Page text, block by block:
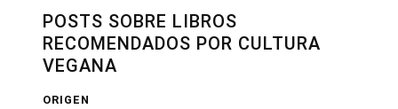
POSTS SOBRE LIBROS
RECOMENDADOS POR CULTURA
VEGANA
ORIGEN